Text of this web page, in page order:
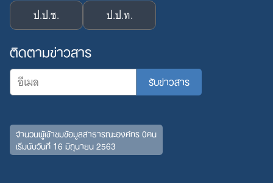
ป.ป.ช. ป.ป.ท.
ติดตามข่าวสาร
จำนวนผู้เข้าชมข้อมูลสาธารณะองค์กร 0คน
เริ่มนับวันที่ 16 มิถุนายน 2563